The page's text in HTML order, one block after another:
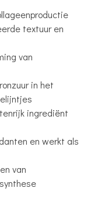
textuur en
van
in het
ingrediënt
en werkt als
van